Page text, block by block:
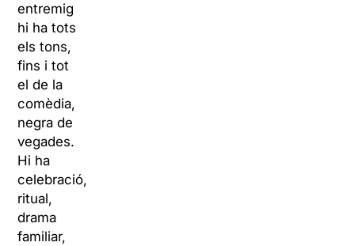
entremig
hi ha tots
els tons,
fins i tot
el de la
comèdia,
negra de
vegades.
Hi ha
celebració,
ritual,
drama
familiar,